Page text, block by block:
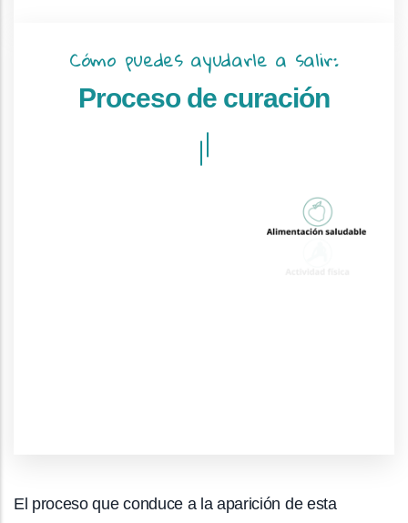
Cómo puedes ayudarle a salir:
Proceso de curación
El proceso que conduce a la aparición de esta